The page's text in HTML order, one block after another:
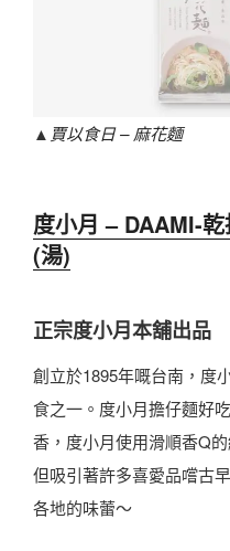
▲ 賈以食日 – 麻花麵
度小月 – DAAMI-
(湯)
正宗度小月本舖出品
創立於1895年嘅台南，度
食之一。度小月擔仔麵好
香，度小月使用滑順香Q
但吸引著許多喜愛品嚐古
各地的味蕾～